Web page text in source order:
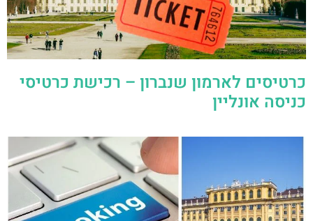
כרטיסים לארמון שנברון – רכישת כרטיסי
כניסה אונליין